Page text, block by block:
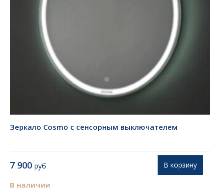
Зеркало Cosmo с сенсорным выключателем
7 900 руб
В наличии
В корзину